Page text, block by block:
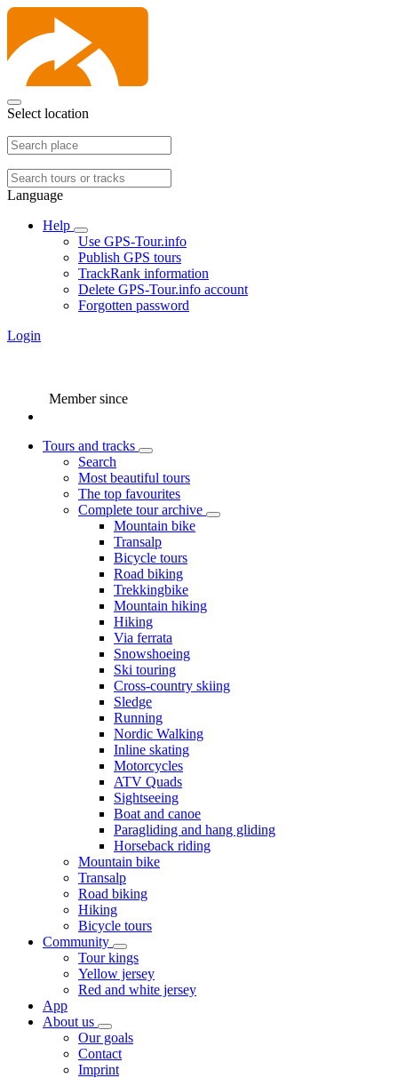
Select location
Language
Help
Use GPS-Tour.info
Publish GPS tours
TrackRank information
Delete GPS-Tour.info account
Forgotten password
Login
Member since
Tours and tracks
Search
Most beautiful tours
The top favourites
Complete tour archive
Mountain bike
Transalp
Bicycle tours
Road biking
Trekkingbike
Mountain hiking
Hiking
Via ferrata
Snowshoeing
Ski touring
Cross-country skiing
Sledge
Running
Nordic Walking
Inline skating
Motorcycles
ATV Quads
Sightseeing
Boat and canoe
Paragliding and hang gliding
Horseback riding
Mountain bike
Transalp
Road biking
Hiking
Bicycle tours
Community
Tour kings
Yellow jersey
Red and white jersey
App
About us
Our goals
Contact
Imprint